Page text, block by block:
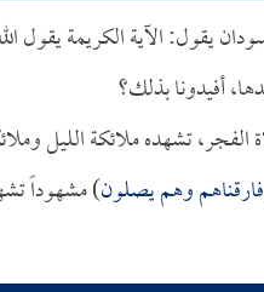
يقول: الآية الكريمة يقول
أفيدونا بذلك؟
الفجر، تشهده ملائكة الليل
وهم يصلون) مشهوداً